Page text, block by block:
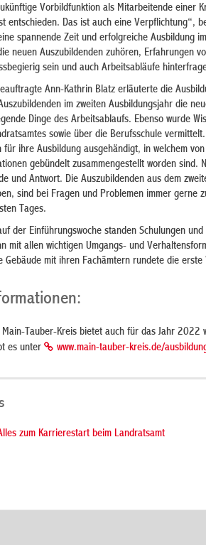
Vorbildfunktion als Mitarbeitende einer
entschieden. Das ist auch eine Verpflichtung“,
spannende Zeit und erfolgreiche Ausbildung
neuen Auszubildenden zuhören, Erfahrungen
sein und auch Arbeitsabläufe
Ann-Kathrin Blatz erläuterte die
im zweiten Ausbildungsjahr die
Dinge des Arbeitsablaufs. Ebenso wurde
sowie über die Berufsschule
ihre Ausbildung ausgehändigt, in welchem
gebündelt zusammengestellt worden
und Antwort. Die Auszubildenden aus dem
sind bei Fragen und Problemen immer gerne
Tages.
der Einführungswoche standen Schulungen
mit allen wichtigen Umgangs- und
Gebäude mit ihren Fachämtern rundete die erste
Main-Tauber-Kreis bietet auch für das Jahr
es unter
www.main-tauber-kreis.de/
zum Karrierestart beim Landratsamt